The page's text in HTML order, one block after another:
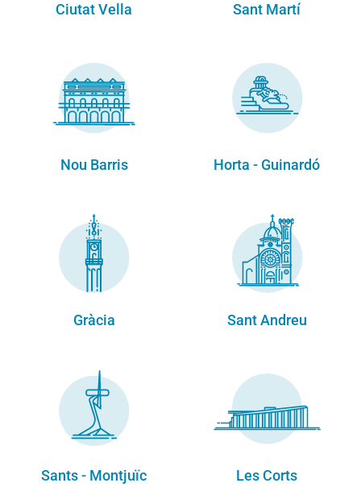
Ciutat Vella Sant Martí
Nou Barris Horta - Guinardó
Gràcia Sant Andreu
Sants - Montjuïc Les Corts